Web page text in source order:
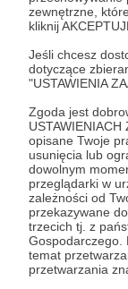
zewnętrzne,
kliknij
Jeśli chcesz
dotyczące
"USTAWIENIA
Zgoda jest
USTAWIENIACH
opisane Twoje
usunięcia lub
dowolnym
przeglądarki w
zależności od
przekazywane
trzecich tj. z
Gospodarczego.
temat
przetwarzania
Jaki to ma
Mistrz z
pszenicy
koniczyną.
razy w roku
Kulki
pszenicę
osłoną
zbiorów, po
zalewane